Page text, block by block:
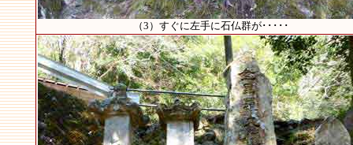
（3）すぐに左手に石仏群が･････